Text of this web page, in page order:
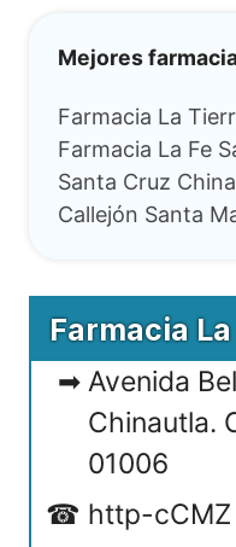
Mejores
Farmacia La
Farmacia La Fe
Santa Cruz
Callejón Santa
Farmacia
Avenida
Chinautla.
01006
http-cCMZ